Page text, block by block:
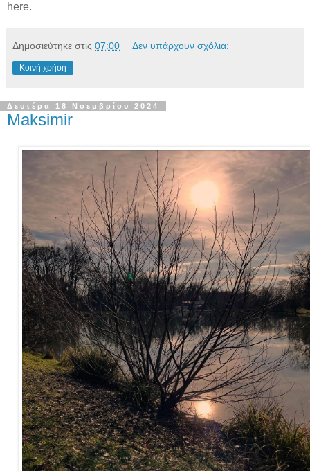
here.
Δημοσιεύτηκε στις 07:00 Δεν υπάρχουν σχόλια:
Κοινή χρήση
Δευτέρα 18 Νοεμβρίου 2024
Maksimir